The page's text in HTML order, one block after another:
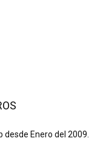
Enero del 2009.